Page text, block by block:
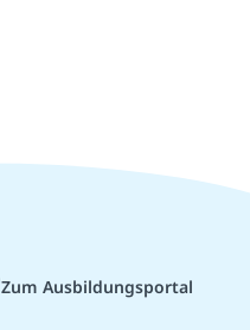
Zum Ausbildungsportal